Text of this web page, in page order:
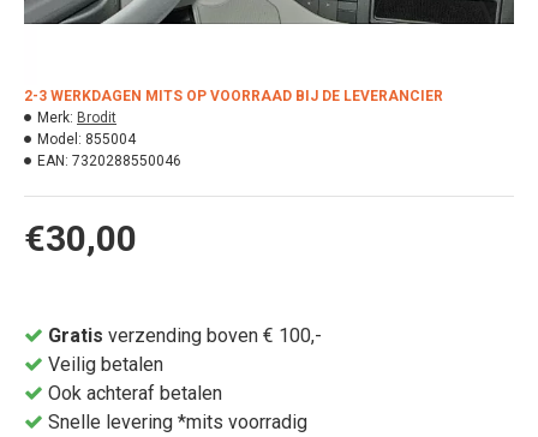
€30,00
2-3 WERKDAGEN MITS OP VOORRAAD BIJ DE LEVERANCIER
Merk: Brodit
Model: 855004
EAN: 7320288550046
Gratis verzending boven € 100,-
Veilig betalen
Ook achteraf betalen
Snelle levering *mits voorradig